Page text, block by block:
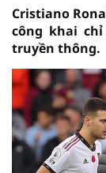
Cristiano
công khai
truyền thông.